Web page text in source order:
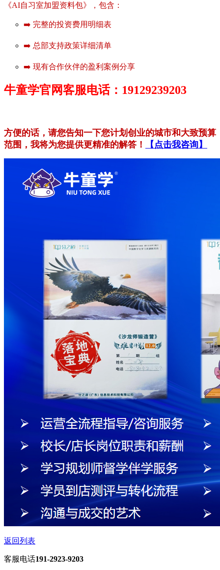
《AI自习室加盟资料包》，包含：
➡️ 完整的投资费用明细表
➡️ 总部支持政策详细清单
➡️ 现有合作伙伴的盈利案例分享
牛童学官网客服电话：19129239203
方便的话，请您告知一下您计划创业的城市和大致预算
范围，我将为您提供更精准的解答！
【点击我咨询】
返回列表
客服电话191-2923-9203